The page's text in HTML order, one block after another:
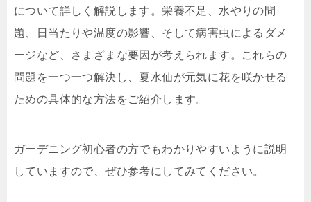
について詳しく解説します。栄養不足、水やりの問
題、日当たりや温度の影響、そして病害虫によるダメ
ージなど、さまざまな要因が考えられます。これらの
問題を一つ一つ解決し、夏水仙が元気に花を咲かせる
ための具体的な方法をご紹介します。
ガーデニング初心者の方でもわかりやすいように説明
していますので、ぜひ参考にしてみてください。